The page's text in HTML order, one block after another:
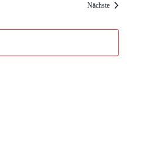
NächsteVeranstaltungen